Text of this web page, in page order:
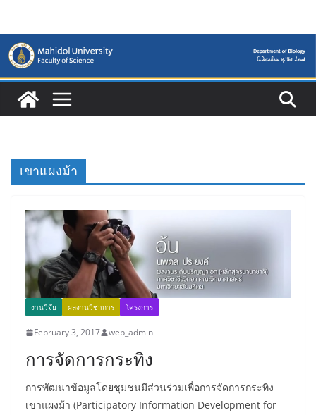
content
เขาแผงม้า
งานวิจัย ผลงานวิชาการ โครงการ
February 3, 2017 web_admin
การจัดการกระทิง
การพัฒนาข้อมูลโดยชุมชนมีส่วนร่วมเพื่อการจัดการกระทิง
เขาแผงม้า (Participatory Information Development for